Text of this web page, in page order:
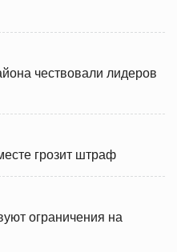
чествовали лидеров
грозит штраф
ограничения на